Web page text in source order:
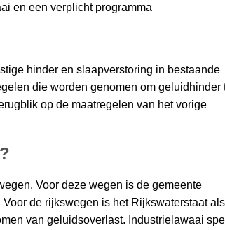
en een verplicht programma
hinder en slaapverstoring in bestaande
die worden genomen om geluidhinder
op de maatregelen van het vorige
Voor deze wegen is de gemeente
de rijkswegen is het Rijkswaterstaat als
van geluidsoverlast. Industrielawaai